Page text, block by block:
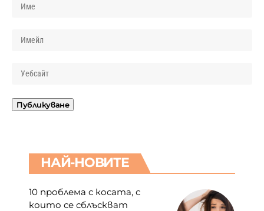
НАЙ-НОВИТЕ
10 проблема с косата, с
които се сблъскват